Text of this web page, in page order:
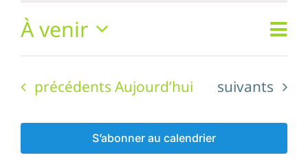
de
vues
Liste
À venir
Sélectionnez
une
date.
Évènements
précédents Aujourd’hui Évènements
suivants
S’abonner au calendrier